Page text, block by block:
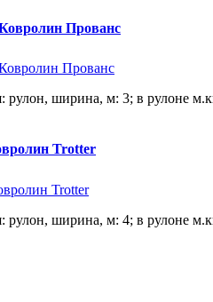
Прованс
рулон, ширина, м: 3; в рулоне
Trotter
рулон, ширина, м: 4; в рулоне